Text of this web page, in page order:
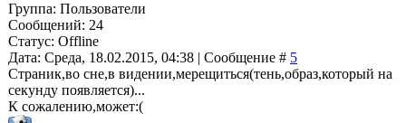
Группа: Пользователи
Сообщений: 24
Статус: Offline
Дата: Среда, 18.02.2015, 04:38 | Сообщение # 5
Страник,во сне,в видении,мерещиться(тень,образ,который на
секунду появляется)...
К сожалению,может:(